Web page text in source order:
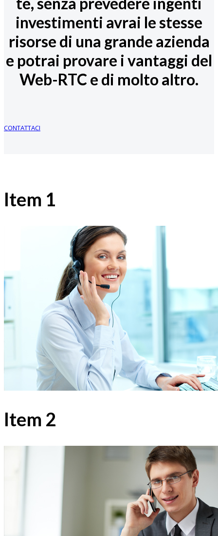
investimenti avrai le stesse
risorse di una grande azienda
e potrai provare i vantaggi del
Web-RTC e di molto altro.
CONTATTACI
Item 1
Item 2